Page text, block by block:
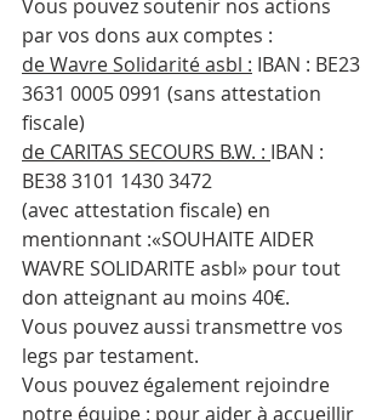
Vous pouvez soutenir nos actions
par vos dons aux comptes :
de Wavre Solidarité asbl : IBAN : BE23
3631 0005 0991 (sans attestation
fiscale)
de CARITAS SECOURS B.W. : IBAN :
BE38 3101 1430 3472
(avec attestation fiscale) en
mentionnant :«SOUHAITE AIDER
WAVRE SOLIDARITE asbl» pour tout
don atteignant au moins 40€.
Vous pouvez aussi transmettre vos
legs par testament.
Vous pouvez également rejoindre
notre équipe : pour aider à accueillir